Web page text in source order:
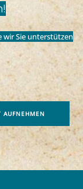
wir Sie unterstützen
AUFNEHMEN